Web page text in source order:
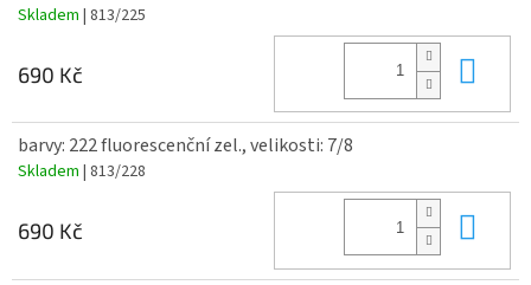
Skladem | 813/225
690 Kč
barvy: 222 fluorescenční zel., velikosti: 7/8
Skladem | 813/228
690 Kč